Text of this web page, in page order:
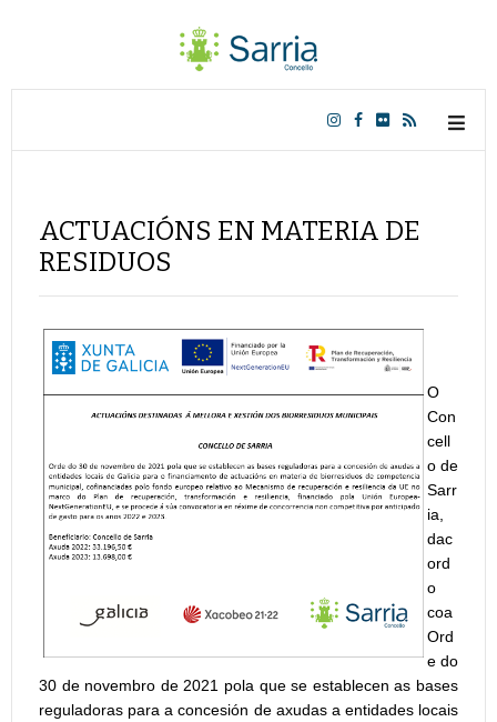
ACTUACIÓNS EN MATERIA DE
RESIDUOS
O
Con
cell
o de
Sarr
ia,
dac
ord
o
coa
Ord
e do
30 de novembro de 2021 pola que se establecen as bases
reguladoras para a concesión de axudas a entidades locais